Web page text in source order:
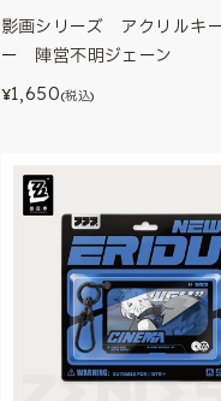
影画シリーズ アクリルキ
ー 陣営不明ジェーン
¥1,650(税込)